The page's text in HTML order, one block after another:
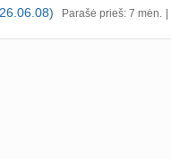
Parašė prieš: 7 mėn.